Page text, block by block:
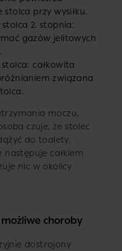
przy wysiłku.
2. stopnia:
gazów jelitowych
całkowita
związana
moczu,
czuje, że stolec
do toalety,
następuje całkiem
nic w okolicy
choroby
dostrojony